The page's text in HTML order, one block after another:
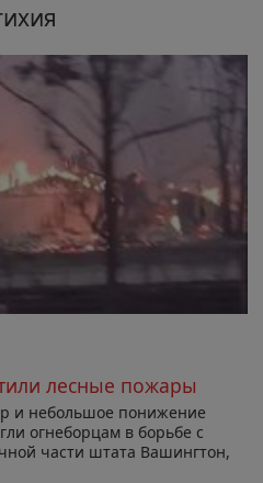
лесные пожары
и небольшое понижение
огнеборцам в борьбе с
части штата Вашингтон,